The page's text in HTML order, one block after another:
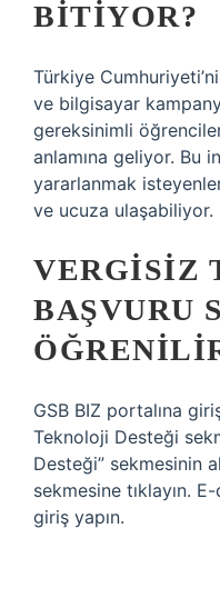
BITIYOR?
Türkiye
ve bilgisayar
gereksinimli
anlamına geliyor. Bu
yararlanmak
ve ucuza ulaşabiliyor.
VERGISIZ
BAŞVURU
GSB BIZ portalına
Teknoloji Desteği
Desteği” sekmesinin
sekmesine tıklayın.
giriş yapın.